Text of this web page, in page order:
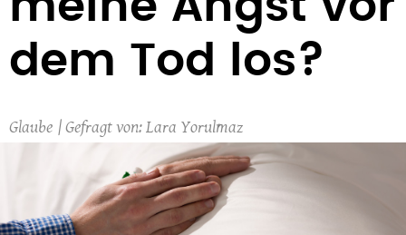
dem Tod los?
Glaube Lara Yorulmaz